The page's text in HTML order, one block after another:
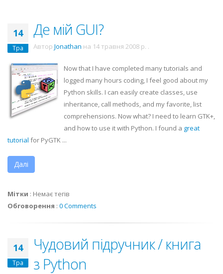
14
Тра
Де мій GUI?
Автор Jonathan на 14 травня 2008 р. .
Now that I have completed many tutorials and
logged many hours coding, I feel good about my
Python skills. I can easily create classes, use
inheritance, call methods, and my favorite, list
comprehensions. Now what? I need to learn GTK+,
and how to use it with Python. I found a great
tutorial for PyGTK ...
Далі
Мітки : Немає тегів
Обговорення : 0 Comments
14
Тра
Чудовий підручник / книга
з Python